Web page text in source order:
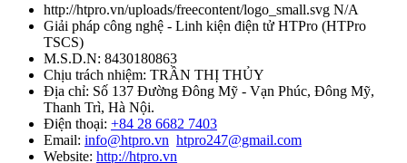
http://htpro.vn/uploads/freecontent/logo_small.svg N/A
Giải pháp công nghệ - Linh kiện điện tử HTPro (HTPro
TSCS)
M.S.D.N: 8430180863
Chịu trách nhiệm: TRẦN THỊ THỦY
Địa chỉ: Số 137 Đường Đông Mỹ - Vạn Phúc, Đông Mỹ,
Thanh Trì, Hà Nội.
Điện thoại: +84 28 6682 7403
Email: info@htpro.vn htpro247@gmail.com
Website: http://htpro.vn